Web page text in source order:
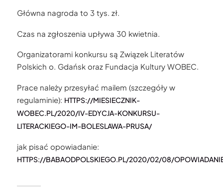
Główna nagroda to 3 tys. zł.
Czas na zgłoszenia upływa 30 kwietnia.
Organizatorami konkursu są Związek Literatów
Polskich o. Gdańsk oraz Fundacja Kultury WOBEC.
Prace należy przesyłać mailem (szczegóły w
regulaminie): HTTPS://MIESIECZNIK-
WOBEC.PL/2020/IV-EDYCJA-KONKURSU-
LITERACKIEGO-IM-BOLESLAWA-PRUSA/
jak pisać opowiadanie:
HTTPS://BABAODPOLSKIEGO.PL/2020/02/08/